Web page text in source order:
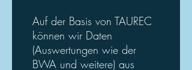
Auf der Basis von TAUREC
können wir Daten
(Auswertungen wie der
BWA und weitere) aus